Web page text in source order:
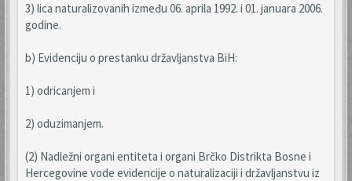
3) lica naturalizovanih između 06. aprila 1992. i 01. januara 2006.
godine.
b) Evidenciju o prestanku državljanstva BiH:
1) odricanjem i
2) oduzimanjem.
(2) Nadležni organi entiteta i organi Brčko Distrikta Bosne i
Hercegovine vode evidencije o naturalizaciji i državljanstvu iz